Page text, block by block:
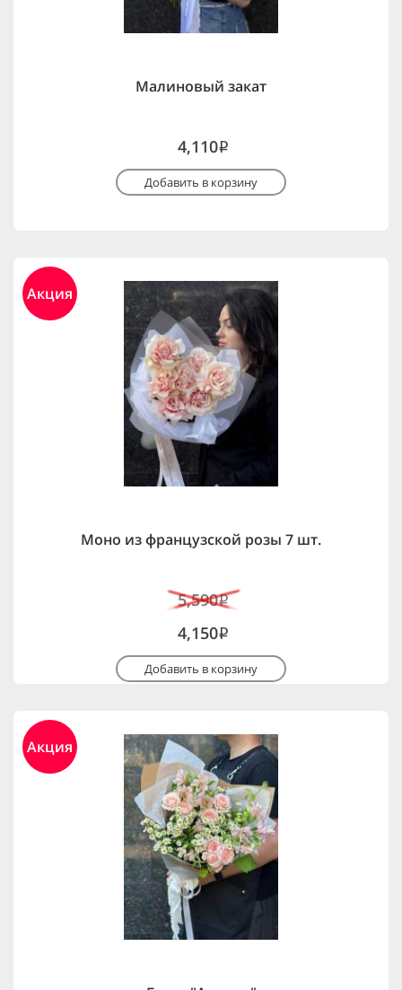
Малиновый закат
4,110i
Добавить в корзину
Акция
Моно из французской розы 7 шт.
5,590i
4,150i
Добавить в корзину
Акция